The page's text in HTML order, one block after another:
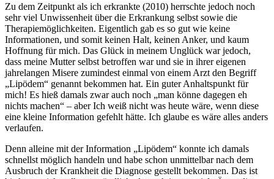
Zu dem Zeitpunkt als ich erkrankte (2010) herrschte jedoch noch
sehr viel Unwissenheit über die Erkrankung selbst sowie die
Therapiemöglichkeiten. Eigentlich gab es so gut wie keine
Informationen, und somit keinen Halt, keinen Anker, und kaum
Hoffnung für mich. Das Glück in meinem Unglück war jedoch,
dass meine Mutter selbst betroffen war und sie in ihrer eigenen
jahrelangen Misere zumindest einmal von einem Arzt den Begriff
„Lipödem“ genannt bekommen hat. Ein guter Anhaltspunkt für
mich! Es hieß damals zwar auch noch „man könne dagegen eh
nichts machen“ – aber Ich weiß nicht was heute wäre, wenn diese
eine kleine Information gefehlt hätte. Ich glaube es wäre alles anders
verlaufen.
Denn alleine mit der Information „Lipödem“ konnte ich damals
schnellst möglich handeln und habe schon unmittelbar nach dem
Ausbruch der Krankheit die Diagnose gestellt bekommen. Das ist